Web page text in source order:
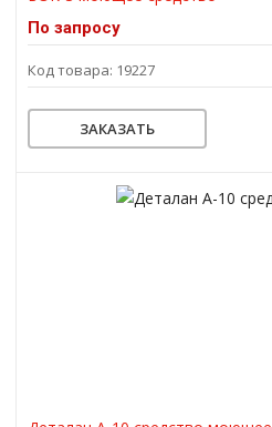
По запросу
Код товара: 19227
ЗАКАЗАТЬ